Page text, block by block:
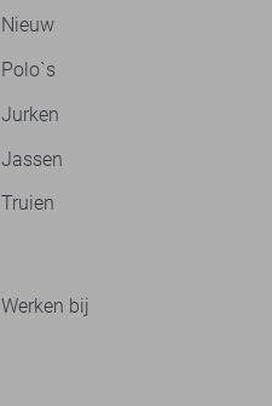
Nieuw
Polo`s
Jurken
Jassen
Truien
Werken bij